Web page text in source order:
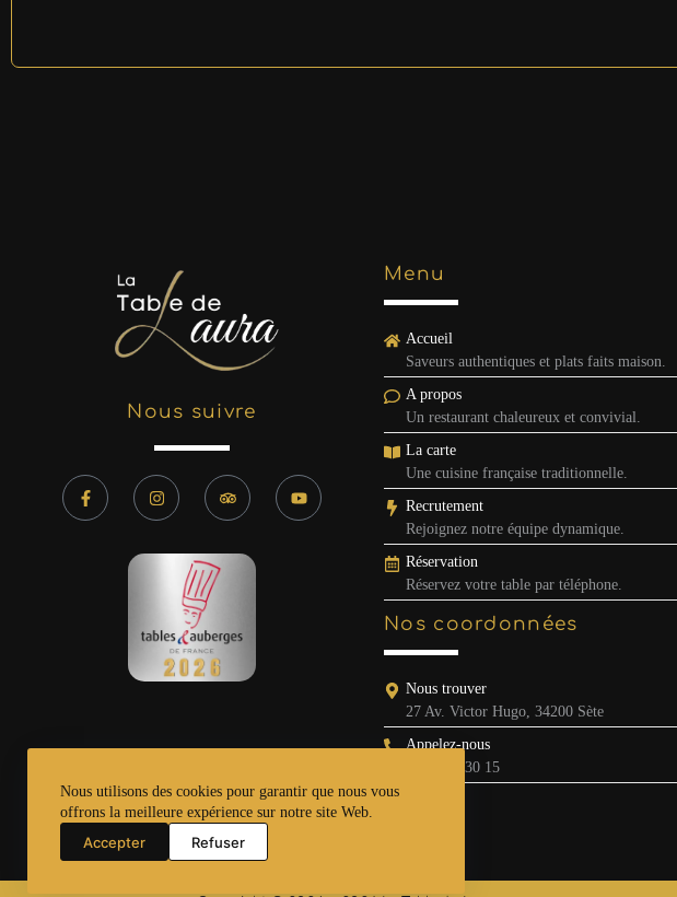
Nous utilisons des cookies pour garantir que nous vous
offrons la meilleure expérience sur notre site Web.
Accepter Refuser
Nous suivre
Menu
Accueil
Saveurs authentiques et plats faits maison.
A propos
Un restaurant chaleureux et convivial.
La carte
Une cuisine française traditionnelle.
Recrutement
Rejoignez notre équipe dynamique.
Réservation
Réservez votre table par téléphone.
Nos coordonnées
Nous trouver
27 Av. Victor Hugo, 34200 Sète
Appelez-nous
04 67 74 30 15